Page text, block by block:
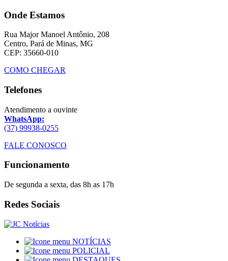
Onde Estamos
Rua Major Manoel Antônio, 208
Centro, Pará de Minas, MG
CEP: 35660-010
COMO CHEGAR
Telefones
Atendimento a ouvinte
WhatsApp:
(37) 99938-0255
FALE CONOSCO
Funcionamento
De segunda a sexta, das 8h as 17h
Redes Sociais
NOTÍCIAS
POLICIAL